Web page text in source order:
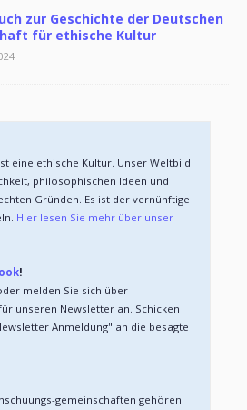
zur Geschichte der Deutschen
für ethische Kultur
eine ethische Kultur. Unser Weltbild
philosophischen Ideen und
Gründen. Es ist der vernünftige
Hier lesen Sie mehr über unser
!
melden Sie sich über
unseren Newsletter an. Schicken
Anmeldung" an die besagte
gemeinschaften gehören